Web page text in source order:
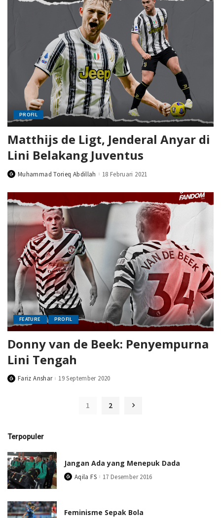
PROFIL
Matthijs de Ligt, Jenderal Anyar di
Lini Belakang Juventus
PostedMuhammad Torieq Abdillah 18 Februari 2021
FEATURE PROFIL
Donny van de Beek: Penyempurna
Lini Tengah
PostedFariz Anshar 19 September 2020
1 2
Terpopuler
Jangan Ada yang Menepuk Dada
PostedAqila FS 17 Desember 2016
Feminisme Sepak Bola